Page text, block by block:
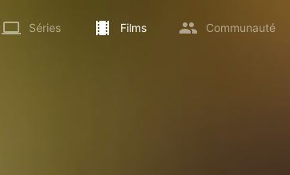
Séries Films Communauté